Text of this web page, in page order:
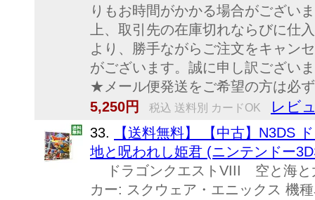
りもお時間がかかる場合がござい
上、取引先の在庫切れならびに仕
より、勝手ながらご注文をキャン
がございます。誠に申し訳ござい
★メール便発送をご希望の方は必
5,250円
税込 送料別 カードOK レビ
33.
【送料無料】 【中古】N3DS
地と呪われし姫君 (ニンテンドー
ドラゴンクエストVIII 空と海と
カー: スクウェア・エニックス 機